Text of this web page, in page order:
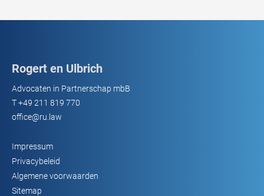
Rogert en Ulbrich
Advocaten in Partnerschap mbB
T+49 211 819 770
office@ru.law
Impressum
Privacybeleid
Algemene voorwaarden
Sitemap